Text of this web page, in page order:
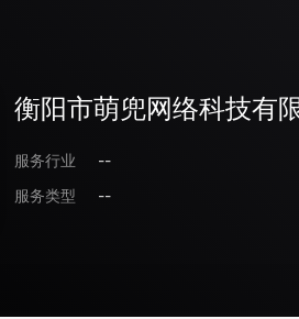
衡阳市萌兜网络科技有
服务行业
--
服务类型
--